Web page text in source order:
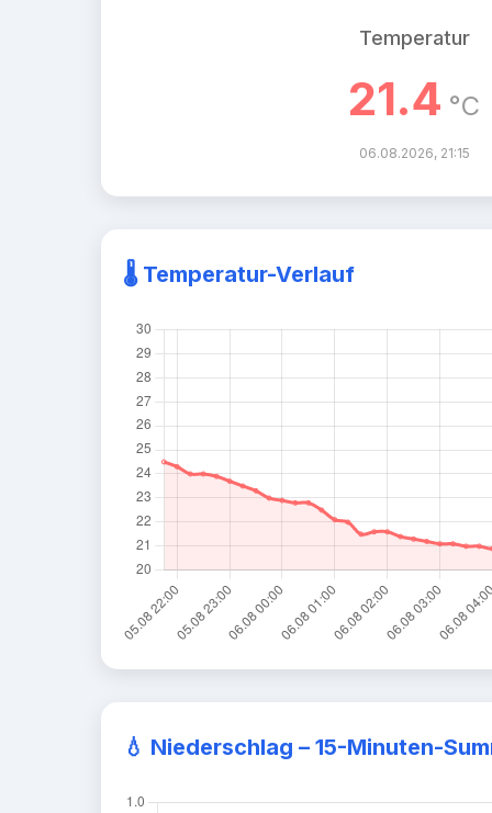
Temperatur
21.4 °C
06.08.2026, 21:15
🌡️ Temperatur-Verlauf
💧 Niederschlag – 15-Minuten-